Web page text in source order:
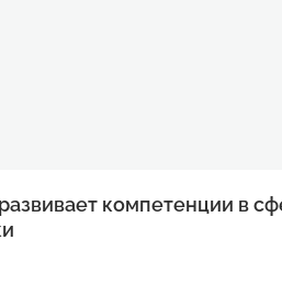
компетенции в